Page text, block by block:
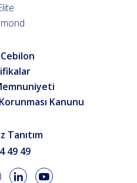
Kanunu
Tanıtım
49 49